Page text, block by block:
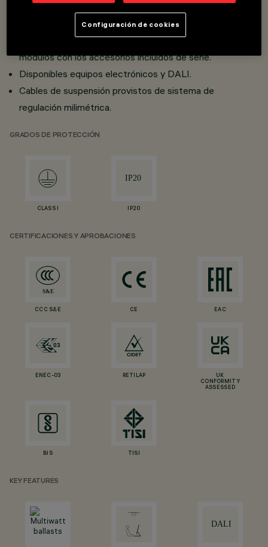
Realizado en perfil de aluminio extrusionado.
Módulos con dos longitudes; posibilidad de instalación
individual o agregada en línea continua, completando los
módulos con los accesorios incluidos de serie.
Disponibles equipos electrónicos y DALI.
Cables de suspensión provistos de sistema de
regulación milimétrica.
GRADOS DE PROTECCIÓN
CLASS I IP20
CERTIFICACIONES Y APROBACIONES
CCC S&E CE EAC
ENEC-03 RETILAP
UK
CONFORMITY
ASSESSED
BIS TISI
KEY FEATURES
Configuración de cookies